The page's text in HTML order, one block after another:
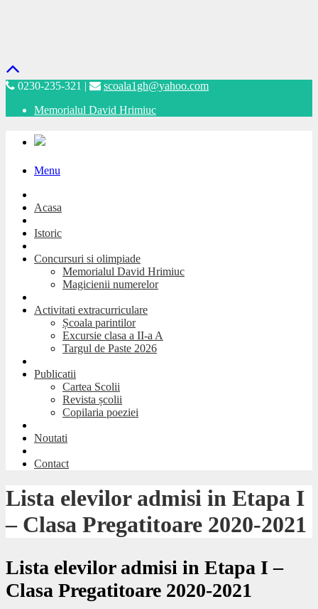
0230-235-321 |
scoala1gh@yahoo.com
Memorialul David Hrimiuc
Menu
Acasa
Istoric
Concursuri si olimpiade
Memorialul David Hrimiuc
Magicienii numerelor
Activitati extracurriculare
Școala parintilor
Excursie clasa a II-a A
Targul de Paste 2026
Publicatii
Cartea Scolii
Revista școlii
Copilaria poeziei
Noutati
Contact
Lista elevilor admisi in Etapa I
– Clasa Pregatitoare 2020-2021
Lista elevilor admisi in Etapa I –
Clasa Pregatitoare 2020-2021